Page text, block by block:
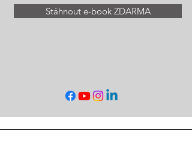
Stáhnout e-book ZDARMA